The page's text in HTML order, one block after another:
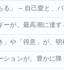
る」 – 自己愛と、
ーが、最高潮に達す
」や「得意」が、明
ションが、豊かに降